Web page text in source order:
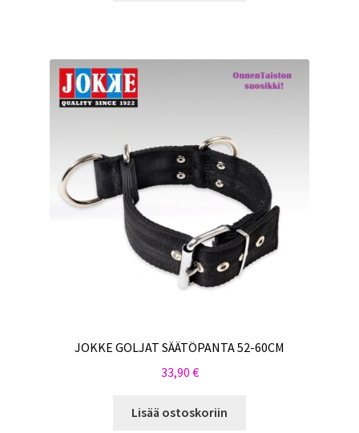
JOKKE GOLJAT SÄÄTÖPANTA 52-60CM
33,90 €
Lisää ostoskoriin